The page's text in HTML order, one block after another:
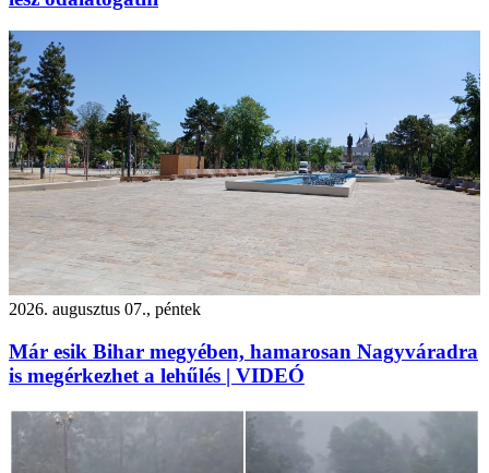
2026. augusztus 07., péntek
Már esik Bihar megyében, hamarosan Nagyváradra
is megérkezhet a lehűlés | VIDEÓ